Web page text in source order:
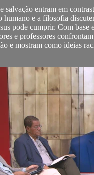
salvação entram em
humano e a filosofia
pode cumprir. Com base
e professores
e mostram como ideias